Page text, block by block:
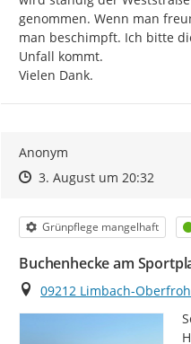
genommen. Wenn man
man beschimpft. Ich bitte
Unfall kommt.
Vielen Dank.
Anonym
Zeitpunkt des Erstellens
Zeitpunkt des Erstellens
3. August um 20:32Zur
Kategorie
Grünpflege mangelhaft
Buchenhecke am
Ort
09212 Limbach-